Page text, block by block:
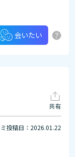
会いたい ?
共有
投稿日：2026.01.22